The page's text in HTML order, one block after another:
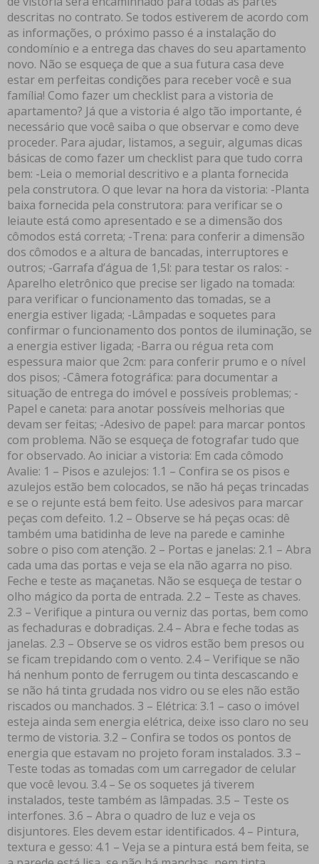
descritas no contrato. Se todos estiverem de acordo com
as informações, o próximo passo é a instalação do
condomínio e a entrega das chaves do seu apartamento
novo. Não se esqueça de que a sua futura casa deve
estar em perfeitas condições para receber você e sua
família! Como fazer um checklist para a vistoria de
apartamento? Já que a vistoria é algo tão importante, é
necessário que você saiba o que observar e como deve
proceder. Para ajudar, listamos, a seguir, algumas dicas
básicas de como fazer um checklist para que tudo corra
bem: -Leia o memorial descritivo e a planta fornecida
pela construtora. O que levar na hora da vistoria: -Planta
baixa fornecida pela construtora: para verificar se o
leiaute está como apresentado e se a dimensão dos
cômodos está correta; -Trena: para conferir a dimensão
dos cômodos e a altura de bancadas, interruptores e
outros; -Garrafa d’água de 1,5l: para testar os ralos: -
Aparelho eletrônico que precise ser ligado na tomada:
para verificar o funcionamento das tomadas, se a
energia estiver ligada; -Lâmpadas e soquetes para
confirmar o funcionamento dos pontos de iluminação, se
a energia estiver ligada; -Barra ou régua reta com
espessura maior que 2cm: para conferir prumo e o nível
dos pisos; -Câmera fotográfica: para documentar a
situação de entrega do imóvel e possíveis problemas; -
Papel e caneta: para anotar possíveis melhorias que
devam ser feitas; -Adesivo de papel: para marcar pontos
com problema. Não se esqueça de fotografar tudo que
for observado. Ao iniciar a vistoria: Em cada cômodo
Avalie: 1 – Pisos e azulejos: 1.1 – Confira se os pisos e
azulejos estão bem colocados, se não há peças trincadas
e se o rejunte está bem feito. Use adesivos para marcar
peças com defeito. 1.2 – Observe se há peças ocas: dê
também uma batidinha de leve na parede e caminhe
sobre o piso com atenção. 2 – Portas e janelas: 2.1 – Abra
cada uma das portas e veja se ela não agarra no piso.
Feche e teste as maçanetas. Não se esqueça de testar o
olho mágico da porta de entrada. 2.2 – Teste as chaves.
2.3 – Verifique a pintura ou verniz das portas, bem como
as fechaduras e dobradiças. 2.4 – Abra e feche todas as
janelas. 2.3 – Observe se os vidros estão bem presos ou
se ficam trepidando com o vento. 2.4 – Verifique se não
há nenhum ponto de ferrugem ou tinta descascando e
se não há tinta grudada nos vidro ou se eles não estão
riscados ou manchados. 3 – Elétrica: 3.1 – caso o imóvel
esteja ainda sem energia elétrica, deixe isso claro no seu
termo de vistoria. 3.2 – Confira se todos os pontos de
energia que estavam no projeto foram instalados. 3.3 –
Teste todas as tomadas com um carregador de celular
que você levou. 3.4 – Se os soquetes já tiverem
instalados, teste também as lâmpadas. 3.5 – Teste os
interfones. 3.6 – Abra o quadro de luz e veja os
disjuntores. Eles devem estar identificados. 4 – Pintura,
textura e gesso: 4.1 – Veja se a pintura está bem feita, se